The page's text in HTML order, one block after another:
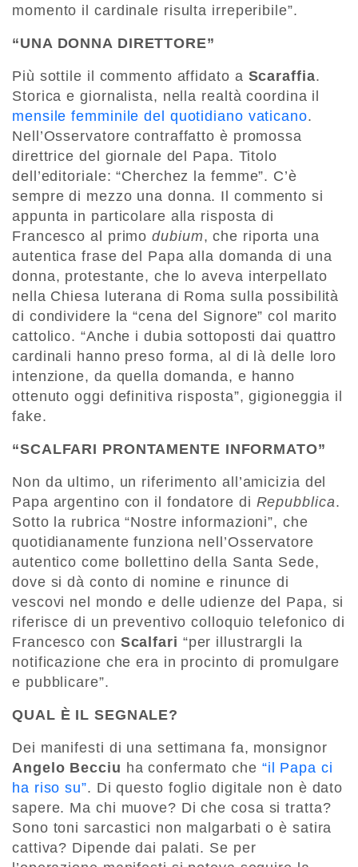
momento il cardinale risulta irreperibile”.
“UNA DONNA DIRETTORE”
Più sottile il commento affidato a Scaraffia.
Storica e giornalista, nella realtà coordina il
mensile femminile del quotidiano vaticano.
Nell’Osservatore contraffatto è promossa
direttrice del giornale del Papa. Titolo
dell’editoriale: “Cherchez la femme”. C’è
sempre di mezzo una donna. Il commento si
appunta in particolare alla risposta di
Francesco al primodubium, che riporta una
autentica frase del Papa alla domanda di una
donna, protestante, che lo aveva interpellato
nella Chiesa luterana di Roma sulla possibilità
di condividere la “cena del Signore” col marito
cattolico. “Anche i dubia sottoposti dai quattro
cardinali hanno preso forma, al di là delle loro
intenzione, da quella domanda, e hanno
ottenuto oggi definitiva risposta”, gigioneggia il
fake.
“SCALFARI PRONTAMENTE INFORMATO”
Non da ultimo, un riferimento all’amicizia del
Papa argentino con il fondatore di Repubblica.
Sotto la rubrica “Nostre informazioni”, che
quotidianamente funziona nell’Osservatore
autentico come bollettino della Santa Sede,
dove si dà conto di nomine e rinunce di
vescovi nel mondo e delle udienze del Papa, si
riferisce di un preventivo colloquio telefonico di
Francesco con Scalfari “per illustrargli la
notificazione che era in procinto di promulgare
e pubblicare”.
QUAL È IL SEGNALE?
Dei manifesti di una settimana fa, monsignor
Angelo Becciu ha confermato che “il Papa ci
ha riso su”. Di questo foglio digitale non è dato
sapere. Ma chi muove? Di che cosa si tratta?
Sono toni sarcastici non malgarbati o è satira
cattiva? Dipende dai palati. Se per